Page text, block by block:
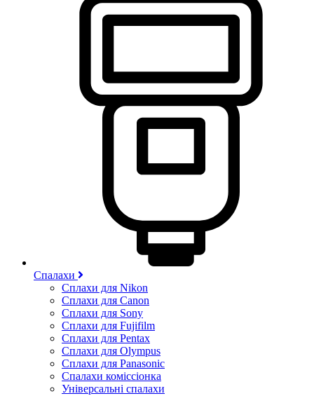
Спалахи
Сплахи для Nikon
Сплахи для Canon
Сплахи для Sony
Сплахи для Fujifilm
Сплахи для Pentax
Сплахи для Olympus
Сплахи для Panasonic
Спалахи коміссіонка
Універсальні спалахи